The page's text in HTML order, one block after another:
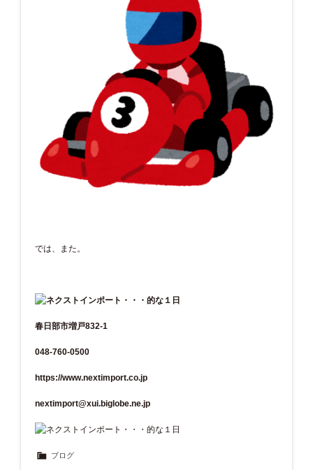
では、また。
春日部市増戸832-1
048-760-0500
https://www.nextimport.co.jp
nextimport@xui.biglobe.ne.jp
ブログ